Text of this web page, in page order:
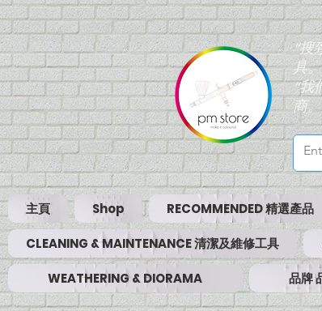
“搜
具
“我
商
主頁 Shop RECOMMENDED 精選產品
CLEANING & MAINTENANCE 清潔及維修工具
WEATHERING & DIORAMA 品牌